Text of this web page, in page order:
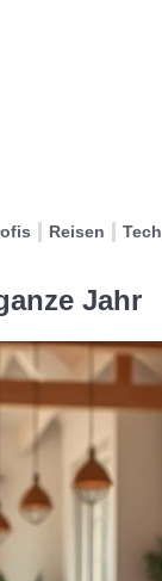
Reisen Tech
Jahr